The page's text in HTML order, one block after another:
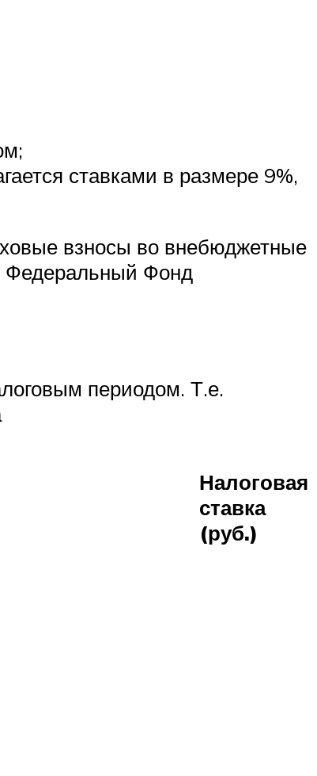
ставками в размере 9%,
взносы во внебюджетные
Фонд
периодом. Т.е.
Налоговая
ставка
(руб.)